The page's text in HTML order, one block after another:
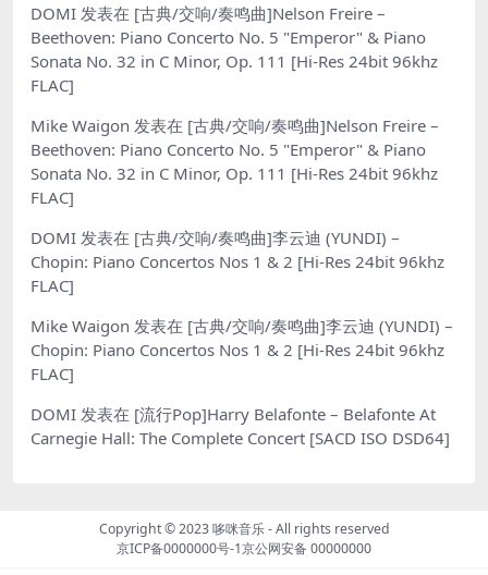
DOMI 发表在 [古典/交响/奏鸣曲]Nelson Freire –
Beethoven: Piano Concerto No. 5 "Emperor" & Piano
Sonata No. 32 in C Minor, Op. 111 [Hi-Res 24bit 96khz
FLAC]
Mike Waigon 发表在 [古典/交响/奏鸣曲]Nelson Freire –
Beethoven: Piano Concerto No. 5 "Emperor" & Piano
Sonata No. 32 in C Minor, Op. 111 [Hi-Res 24bit 96khz
FLAC]
DOMI 发表在 [古典/交响/奏鸣曲]李云迪 (YUNDI) –
Chopin: Piano Concertos Nos 1 & 2 [Hi-Res 24bit 96khz
FLAC]
Mike Waigon 发表在 [古典/交响/奏鸣曲]李云迪 (YUNDI) –
Chopin: Piano Concertos Nos 1 & 2 [Hi-Res 24bit 96khz
FLAC]
DOMI 发表在 [流行Pop]Harry Belafonte – Belafonte At
Carnegie Hall: The Complete Concert [SACD ISO DSD64]
Copyright © 2023哆咪音乐- All rights reserved
京ICP备0000000号-1京公网安备 00000000